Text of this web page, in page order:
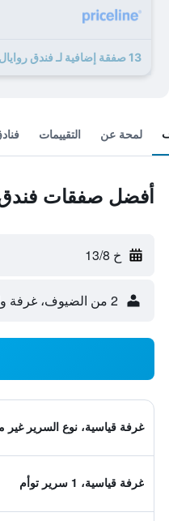
13 صفقة إضافية لـ فندق روايال
لمحة عن التقييمات
أفضل صفقات فندق
خ 13/8
2 من الضيوف، غرفة واحدة
غرفة قياسية، نوع السرير
غرفة قياسية، 1 سرير توأم